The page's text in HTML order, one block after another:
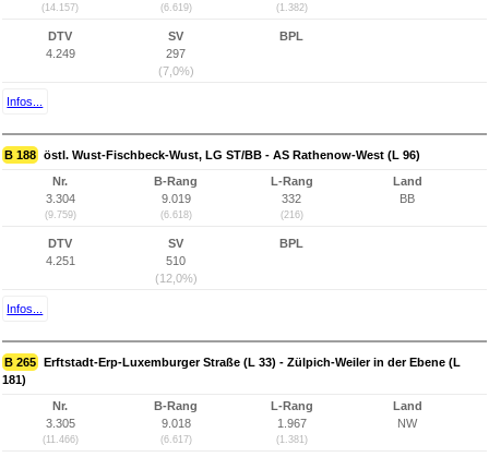
(14.157) (6.619) (1.382)
DTV
4.249
SV
297
(7,0%)
BPL
Infos...
B 188 östl. Wust-Fischbeck-Wust, LG ST/BB - AS Rathenow-West (L 96)
Nr.
3.304
(9.759)
B-Rang
9.019
(6.618)
L-Rang
332
(216)
Land
BB
DTV
4.251
SV
510
(12,0%)
BPL
Infos...
B 265 Erftstadt-Erp-Luxemburger Straße (L 33) - Zülpich-Weiler in der Ebene (L
181)
Nr.
3.305
(11.466)
B-Rang
9.018
(6.617)
L-Rang
1.967
(1.381)
Land
NW